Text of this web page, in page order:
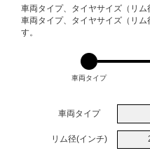
VARIATIONS
車両タイプ、タイヤサイズ（リム
車両タイプ、タイヤサイズ（リ
す。
車両タイプ
車両タイプ
リム径(インチ)